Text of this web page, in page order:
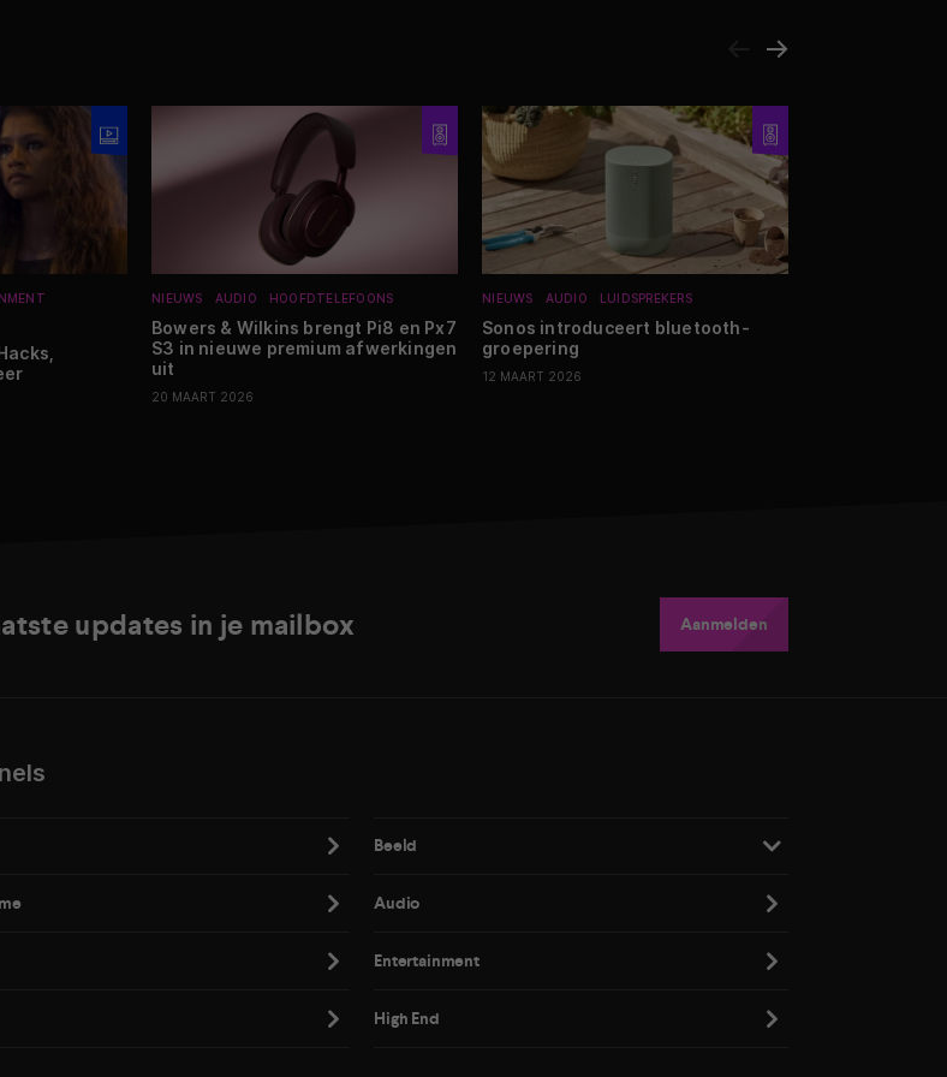
NIEUWS AUDIO HOOFDTELEFOONS
Bowers & Wilkins brengt Pi8 en Px7
S3 in nieuwe premium afwerkingen
uit
20 MAART 2026
NIEUWS AUDIO LUIDSPREKERS
Sonos introduceert bluetooth-
groepering
12 MAART 2026
updates in je mailbox Aanmelden
Beeld
Audio
Entertainment
High End